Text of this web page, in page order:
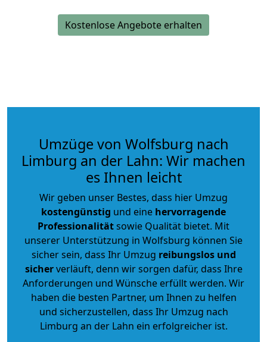
Kostenlose Angebote erhalten
Umzüge von Wolfsburg nach
Limburg an der Lahn: Wir machen
es Ihnen leicht
Wir geben unser Bestes, dass hier Umzug
kostengünstig und eine hervorragende
Professionalitätsowie Qualität bietet. Mit
unserer Unterstützung in Wolfsburg können Sie
sicher sein, dass Ihr Umzug reibungslos und
sicherverläuft, denn wir sorgen dafür, dass Ihre
Anforderungen und Wünsche erfüllt werden. Wir
haben die besten Partner, um Ihnen zu helfen
und sicherzustellen, dass Ihr Umzug nach
Limburg an der Lahn ein erfolgreicher ist.